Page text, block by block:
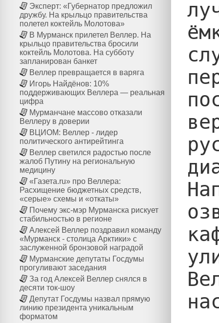
Эксперт: «Губернатор предложил
дружбу. На крыльцо правительства
полетел коктейль Молотова»
В Мурманск прилетел Веллер. На
крыльцо правительства бросили
коктейль Молотова. На субботу
запланирован банкет
Веллер превращается в варяга
Игорь Найдёнов: 10%
поддерживающих Веллера — реальная
цифра
Мурманчане массово отказали
Веллеру в доверии
ВЦИОМ: Веллер - лидер
политического антирейтинга
Веллер светился радостью после
жалоб Путину на региональную
медицину
«Газета.ru» про Веллера:
Расхищение бюджетных средств,
«серые» схемы и «откаты»
Почему экс-мэр Мурманска рискует
стабильностью в регионе
Алексей Веллер поздравил команду
«Мурманск - столица Арктики» с
заслуженной бронзовой наградой
Мурманские депутаты Госдумы
прогуливают заседания
За год Алексей Веллер снялся в
десяти ток-шоу
Депутат Госдумы назвал прямую
линию президента уникальным
форматом